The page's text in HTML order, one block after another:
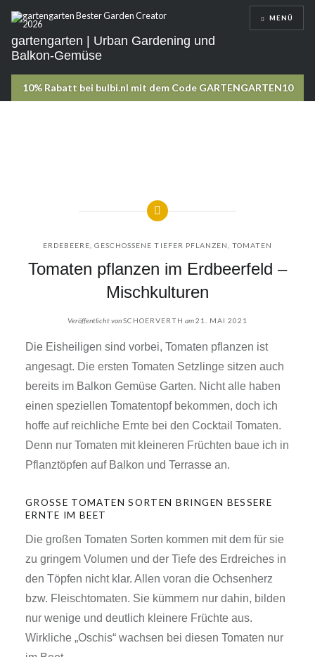
zum
gartengarten | Urban Gardening und
Balkon-Gemüse
MENÜ
ERDEBEERE GESCHOSSENE TIEFER PFLANZEN ,TOMATEN
Tomaten pflanzen im Erdbeerfeld –
Mischkulturen
Veröffentlicht vonSCHOERVERTH am21. MAI 2021
Die Eisheiligen sind vorbei, Tomaten pflanzen ist
angesagt. Die ersten Tomaten Setzlinge sitzen auch
bereits im Balkon Gemüse Garten. Nicht alle haben
einen speziellen Tomatentopf bekommen, doch ich
hoffe auf reichliche Ernte bei den Cocktail Tomaten.
Denn nur Tomaten mit kleineren Früchten baue ich in
Pflanztöpfen auf Balkon und Terrasse an.
GROSSE TOMATEN SORTEN BRINGEN BESSERE E
RNTE IM BEET
Die großen Tomaten Sorten kommen mit dem für sie
zu gringem Volumen und der Tiefe des Erdreiches in
den Töpfen nicht klar. Allen voran die Ochsenherz
bzw. Fleischtomaten. Sie kümmern nur dahin, bilden
nur wenige und deutlich kleinere Früchte aus.
Wirkliche „Oschis“ wachsen bei diesen Tomaten nur